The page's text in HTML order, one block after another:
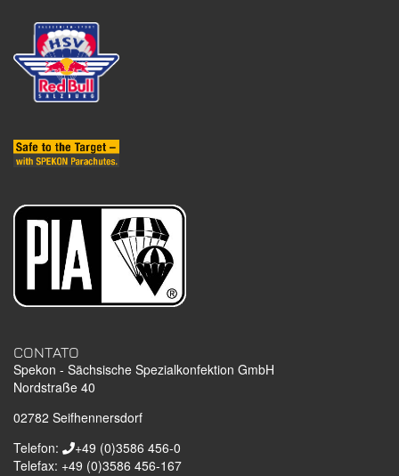
CONTATO
Spekon - Sächsische Spezialkonfektion GmbH
Nordstraße 40
02782 Seifhennersdorf
Telefon:
+49 (0)3586 456-0
Telefax: +49 (0)3586 456-167